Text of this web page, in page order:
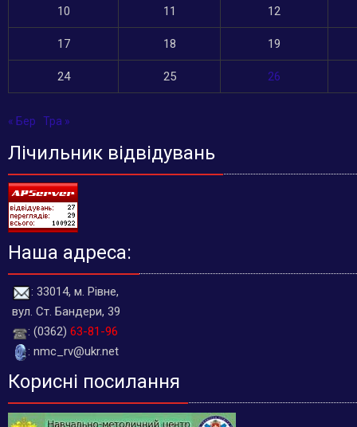
10 11 12
17 18 19
24 25 26
« Бер Тра »
Лічильник відвідувань
Наша адреса:
: 33014, м. Рівне,
вул. Ст. Бандери, 39
: (0362) 63-81-96
: nmc_rv@ukr.net
Корисні посилання